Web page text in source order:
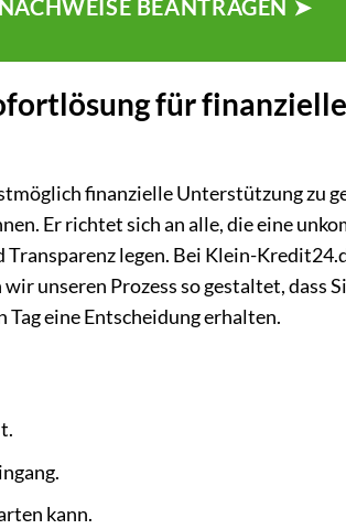
BEANTRAGEN ➤
für finanzielle
finanzielle Unterstützung zu
Er richtet sich an alle, die eine
legen. Bei Klein-
unseren Prozess so gestaltet, dass
eine Entscheidung erhalten.
kann.